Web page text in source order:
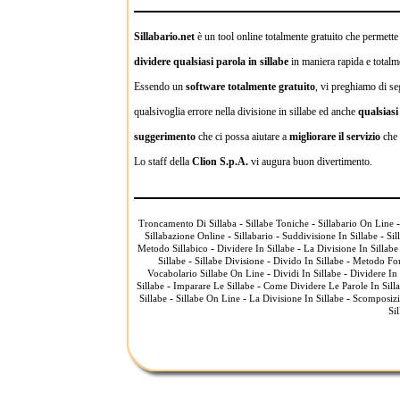
Sillabario.netè un tool online totalmente gratuito che
dividere qualsiasi parola in sillabein maniera rapida e
Essendo un software totalmente gratuito, vi preghiamo di
qualsivoglia errore nella divisione in sillabe ed anche qualsiasi
suggerimentoche ci possa aiutare a migliorare il servizioche
Lo staff della Clion S.p.A.vi augura buon divertimento.
Troncamento Di Sillaba- Sillabe Toniche- Sillabario On Line
Sillabazione Online- Sillabario - Suddivisione In Sillabe-
Metodo Sillabico - Dividere In Sillabe - La Divisione In Sillabe
Sillabe - Sillabe Divisione - Divido In Sillabe - Metodo
Vocabolario Sillabe On Line- Dividi In Sillabe- Dividere In
Sillabe - Imparare Le Sillabe - Come Dividere Le Parole In
Sillabe- Sillabe On Line- La Divisione In Sillabe-